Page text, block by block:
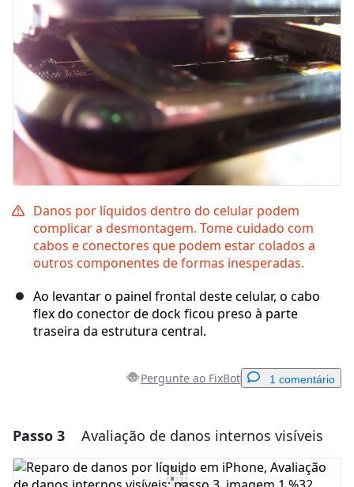
Cancelar Postar comentário
Danos por líquidos dentro do celular podem
complicar a desmontagem. Tome cuidado com
cabos e conectores que podem estar colados a
outros componentes de formas inesperadas.
Ao levantar o painel frontal deste celular, o cabo
flex do conector de dock ficou preso à parte
traseira da estrutura central.
Pergunte ao FixBot 1 comentário
Adicionar um comentário
Comentar
Passo 3 Avaliação de danos internos visíveis